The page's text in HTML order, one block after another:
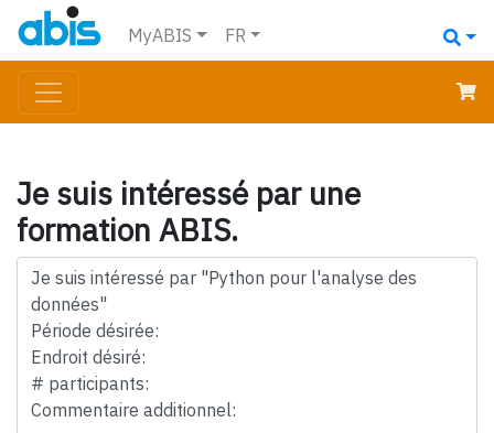
MyABIS FR
Je suis intéressé par une
formation ABIS.